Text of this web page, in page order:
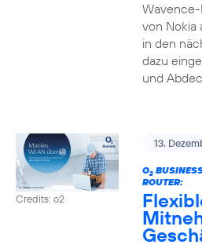
von Nokia
in den
dazu
und
Credits: o2
13.
O2
ROUTER: